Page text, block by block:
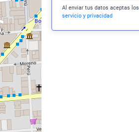
Al enviar tus datos aceptas los
servicio y privacidad